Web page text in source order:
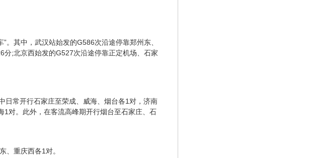
其中，武汉站始发的G586次沿途停靠郑州东、
;北京西始发的G527次沿途停靠正定机场、石家
常开行石家庄至荣成、威海、烟台各1对，济南
对。此外，在客流高峰期开行烟台至石家庄、石
重庆西各1对。